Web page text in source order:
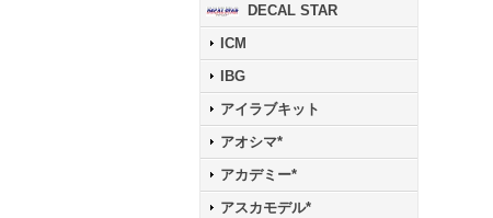
DECAL STAR
ICM
IBG
アイラブキット
アオシマ*
アカデミー*
アスカモデル*